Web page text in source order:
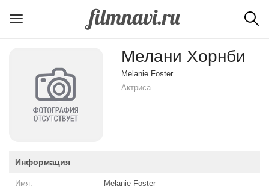
Мелани Хорнби
Melanie Foster
Актриса
Информация
Имя: Melanie Foster